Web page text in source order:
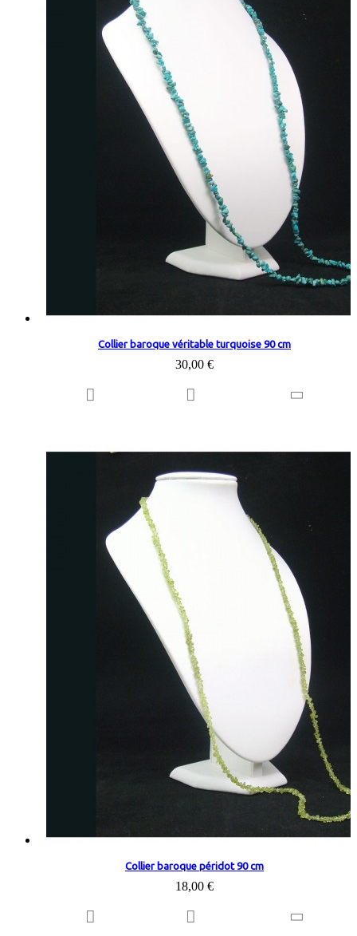
Collier baroque véritable turquoise 90 cm
30,00 €
Collier baroque péridot 90 cm
18,00 €